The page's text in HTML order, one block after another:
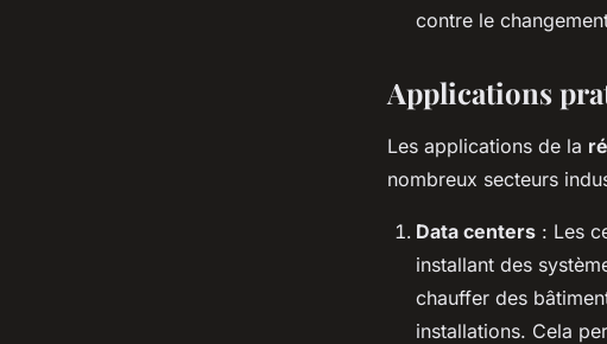
contre le
Applications
Les applications de la
nombreux secteurs
Data centers : Les
installant des
chauffer des
installations. Cela